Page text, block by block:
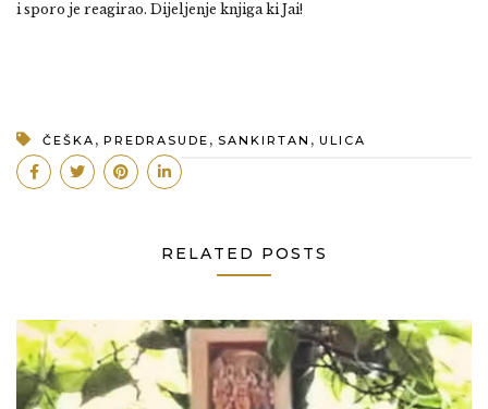
i sporo je reagirao. Dijeljenje knjiga ki Jai!
ČEŠKA , PREDRASUDE , SANKIRTAN , ULICA
RELATED POSTS